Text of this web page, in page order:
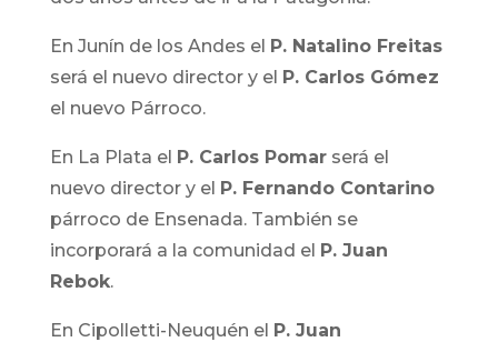
En Junín de los Andes el P. Natalino Freitas
será el nuevo director y el P. Carlos Gómez
el nuevo Párroco.
En La Plata el P. Carlos Pomarserá el
nuevo director y el P. Fernando Contarino
párroco de Ensenada. También se
incorporará a la comunidad el P. Juan
Rebok.
En Cipolletti-Neuquén el P. Juan